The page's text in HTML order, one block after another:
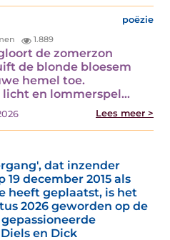
poëzie
1.889
de zomerzon
de blonde bloesem
hemel toe.
licht en lommerspel…
Lees meer >
dat inzender
december 2015 als
heeft geplaatst, is het
2026 geworden op de
en Dick